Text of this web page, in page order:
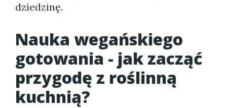
dziedzinę.
Nauka wegańskiego
gotowania - jak zacząć
przygodę z roślinną
kuchnią?